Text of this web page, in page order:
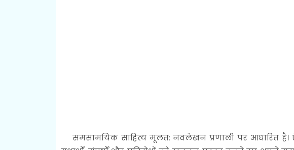
समसामयिक साहित्य मूलत: नवलेखन प्रणाली पर आधारित